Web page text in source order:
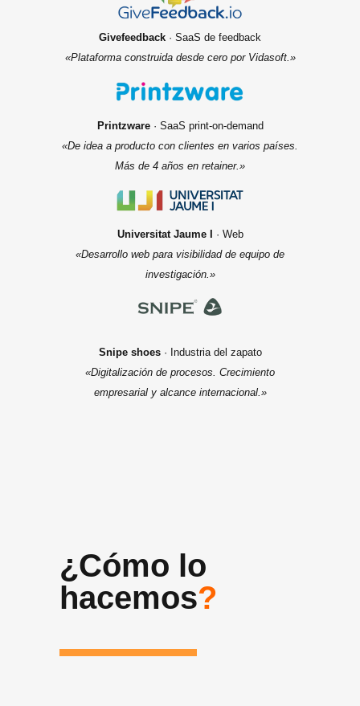
Givefeedback · SaaS de feedback
«Plataforma construida desde cero por Vidasoft.»
Printzware· SaaS print-on-demand
«De idea a producto con clientes en varios países.
Más de 4 años en retainer.»
Universitat Jaume I
· Web
«Desarrollo web para visibilidad de equipo de
investigación.»
Snipe shoes· Industria del zapato
«Digitalización de procesos. Crecimiento
empresarial y alcance internacional.»
¿Cómo lo
hacemos?